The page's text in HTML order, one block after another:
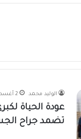
الوليد محمد 2 أغسطس، 2025
عودة الحياة
تضمد جراح